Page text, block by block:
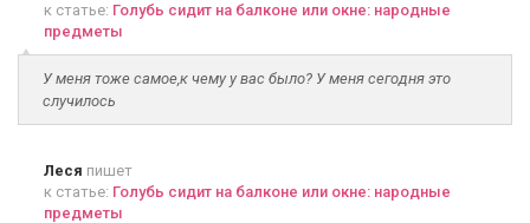
к статье: Голубь сидит на балконе или окне: народные
предметы
У меня тоже самое,к чему у вас было? У меня сегодня это
случилось
Леся пишет
к статье: Голубь сидит на балконе или окне: народные
предметы